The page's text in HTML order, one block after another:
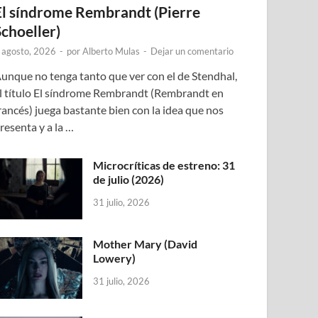
síndrome Rembrandt (Pierre
2026 - porAlberto Mulas - Dejar un comentario
no tenga tanto que ver con el de Stendhal,
título El síndrome Rembrandt (Rembrandt en
juega bastante bien con la idea que nos
y a la …
Microcríticas de estreno: 31
de julio (2026)
31 julio, 2026
Mother Mary (David
Lowery)
31 julio, 2026